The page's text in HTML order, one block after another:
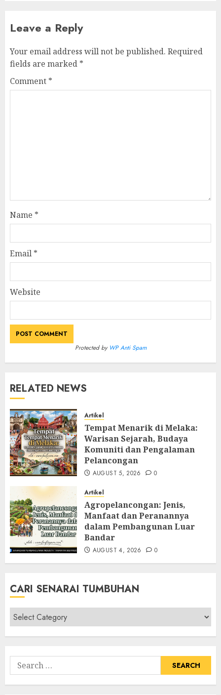
Leave a Reply
Your email address will not be published. Required
fields are marked *
Comment *
Name *
Email *
Website
Protected by WP Anti Spam
RELATED NEWS
Artikel
Tempat Menarik di Melaka:
Warisan Sejarah, Budaya
Komuniti dan Pengalaman
Pelancongan
AUGUST 5, 2026 0
Artikel
Agropelancongan: Jenis,
Manfaat dan Peranannya
dalam Pembangunan Luar
Bandar
AUGUST 4, 2026 0
CARI SENARAI TUMBUHAN
Cari
Senarai
Tumbuhan
Search
for: